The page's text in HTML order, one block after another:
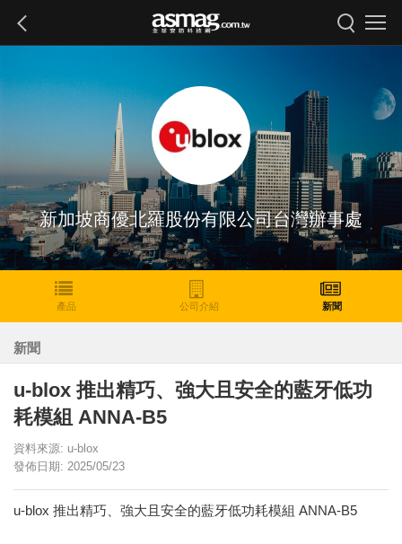
新加坡商優北羅股份有限公司台灣辦事處
產品 公司介紹 新聞
新聞
u-blox 推出精巧、強大且安全的藍牙低功
耗模組 ANNA-B5
資料來源: u-blox
發佈日期: 2025/05/23
u-blox 推出精巧、強大且安全的藍牙低功耗模組 ANNA-B5